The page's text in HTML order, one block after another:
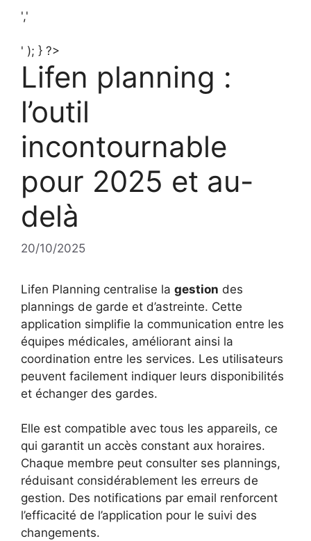
','
' ); } ?>
Lifen planning :
l’outil
incontournable
pour 2025 et au-
delà
20/10/2025
Lifen Planning centralise la gestion des
plannings de garde et d’astreinte. Cette
application simplifie la communication entre les
équipes médicales, améliorant ainsi la
coordination entre les services. Les utilisateurs
peuvent facilement indiquer leurs disponibilités
et échanger des gardes.
Elle est compatible avec tous les appareils, ce
qui garantit un accès constant aux horaires.
Chaque membre peut consulter ses plannings,
réduisant considérablement les erreurs de
gestion. Des notifications par email renforcent
l’efficacité de l’application pour le suivi des
changements.